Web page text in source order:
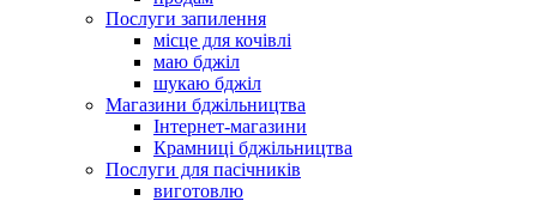
Послуги запилення
місце для кочівлі
маю бджіл
шукаю бджіл
Магазини бджільництва
Інтернет-магазини
Крамниці бджільництва
Послуги для пасічників
виготовлю